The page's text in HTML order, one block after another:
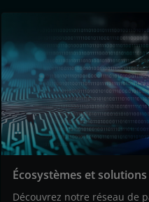
Écosystèmes et
Découvrez notre réseau de